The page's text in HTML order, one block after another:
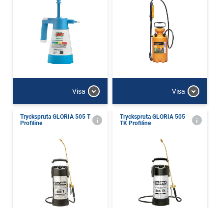
Visa Visa
Tryckspruta GLORIA 505 T
Profiline
Tryckspruta GLORIA 505
TK Profiline